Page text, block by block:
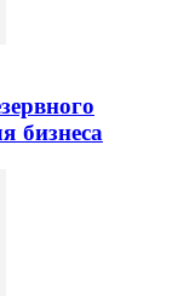
бизнеса